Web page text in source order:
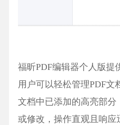
福昕PDF编辑器个人版提
用户可以轻松管理PDF文
文档中已添加的高亮部分
或修改，操作直观且响应